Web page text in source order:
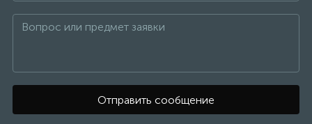
Отправить сообщение